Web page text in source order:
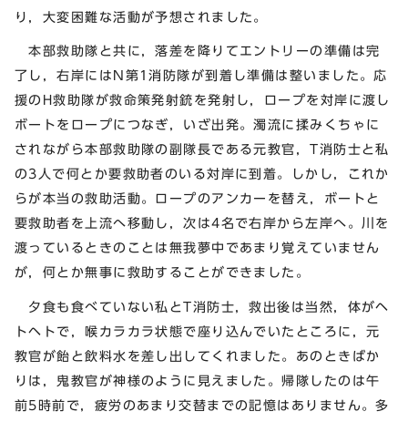
り，大変困難な活動が予想されました。
本部救助隊と共に，落差を降りてエントリーの準備は完
了し，右岸にはN第1消防隊が到着し準備は整いました。応
援のH救助隊が救命策発射銃を発射し，ロープを対岸に渡し
ボートをロープにつなぎ，いざ出発。濁流に揉みくちゃに
されながら本部救助隊の副隊長である元教官，T消防士と私
の3人で何とか要救助者のいる対岸に到着。しかし，これか
らが本当の救助活動。ロープのアンカーを替え，ボートと
要救助者を上流へ移動し，次は4名で右岸から左岸へ。川を
渡っているときのことは無我夢中であまり覚えていません
が，何とか無事に救助することができました。
夕食も食べていない私とT消防士，救出後は当然，体がヘ
トヘトで，喉カラカラ状態で座り込んでいたところに，元
教官が飴と飲料水を差し出してくれました。あのときばか
りは，鬼教官が神様のように見えました。帰隊したのは午
前5時前で，疲労のあまり交替までの記憶はありません。多